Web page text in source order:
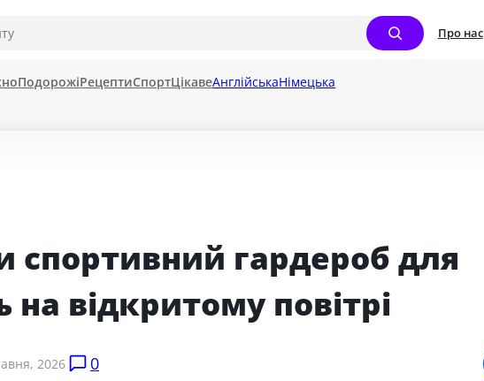
Про нас
ПодорожіРецептиСпортЦікавеАнглійськаНімецька
спортивний гардероб для
на відкритому повітрі
2026 0